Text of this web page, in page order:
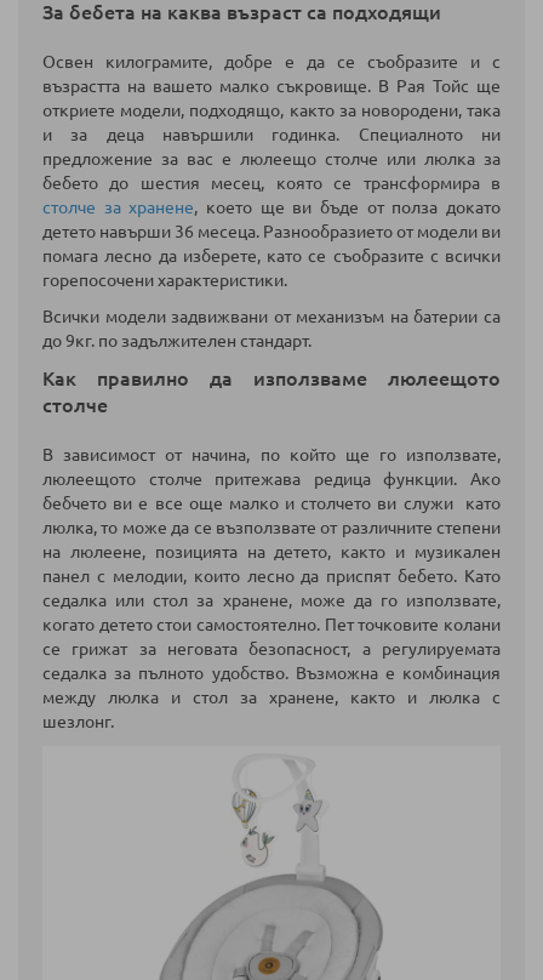
За бебета на каква възраст са подходящи
Освен килограмите, добре е да се съобразите и с
възрастта на вашето малко съкровище. В Рая Тойс ще
откриете модели, подходящо, както за новородени, така
и за деца навършили годинка. Специалното ни
предложение за вас е люлеещо столче или люлка за
бебето до шестия месец, която се трансформира в
столче за хранене, което ще ви бъде от полза докато
детето навърши 36 месеца. Разнообразието от модели ви
помага лесно да изберете, като се съобразите с всички
горепосочени характеристики.
Всички модели задвижвани от механизъм на батерии са
до 9кг. по задължителен стандарт.
Как правилно да използваме люлеещото
столче
В зависимост от начина, по който ще го използвате,
люлеещото столче притежава редица функции. Ако
бебчето ви е все още малко и столчето ви служи като
люлка, то може да се възползвате от различните степени
на люлеене, позицията на детето, както и музикален
панел с мелодии, които лесно да приспят бебето. Като
седалка или стол за хранене, може да го използвате,
когато детето стои самостоятелно. Пет точковите колани
се грижат за неговата безопасност, а регулируемата
седалка за пълното удобство. Възможна е комбинация
между люлка и стол за хранене, както и люлка с
шезлонг.